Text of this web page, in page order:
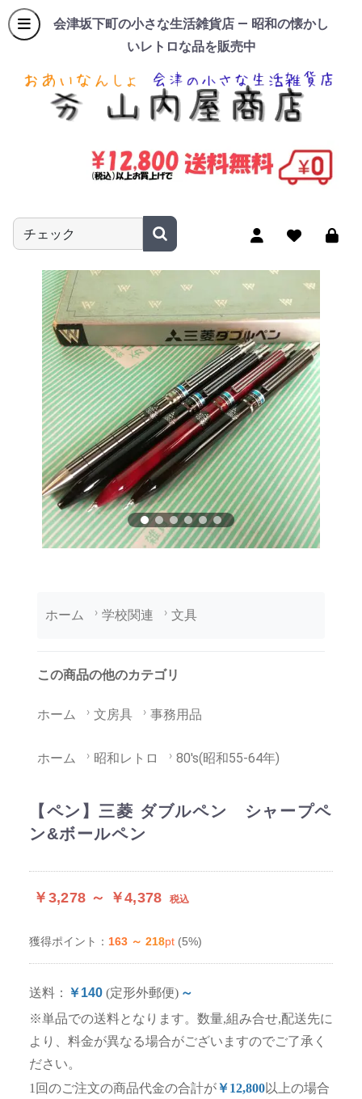
会津坂下町の小さな生活雑貨店 — 昭和の懐かし
いレトロな品を販売中
商品名やキーワードを入力
ホーム 学校関連 文具
この商品の他のカテゴリ
ホーム 文房具 事務用品
ホーム 昭和レトロ 80's(昭和55-64年)
【ペン】三菱 ダブルペン シャープペ
ン&ボールペン
￥3,278 ～ ￥4,378 税込
獲得ポイント： 163 ～ 218pt (5%)
送料： ￥140 (定形外郵便) ～
※単品での送料となります。数量,組み合せ,配送先に
より、料金が異なる場合がございますのでご了承く
ださい。
1回のご注文の商品代金の合計が￥12,800以上の場合